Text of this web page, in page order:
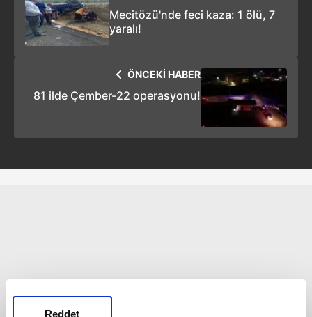
Reddet
Mecitözü'nde feci kaza: 1 ölü, 7
yaralı!
ÖNCEKİ HABER
81 ilde Çember-22 operasyonu!